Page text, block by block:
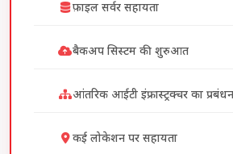
फ़ाइल सर्वर सहायता
बैकअप सिस्टम की शुरुआत
आंतरिक आईटी इंफ्रास्ट्रक्चर का प्रबंधन
कई लोकेशन पर सहायता